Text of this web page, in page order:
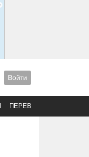
Войти
ПЕРЕВОДЫ